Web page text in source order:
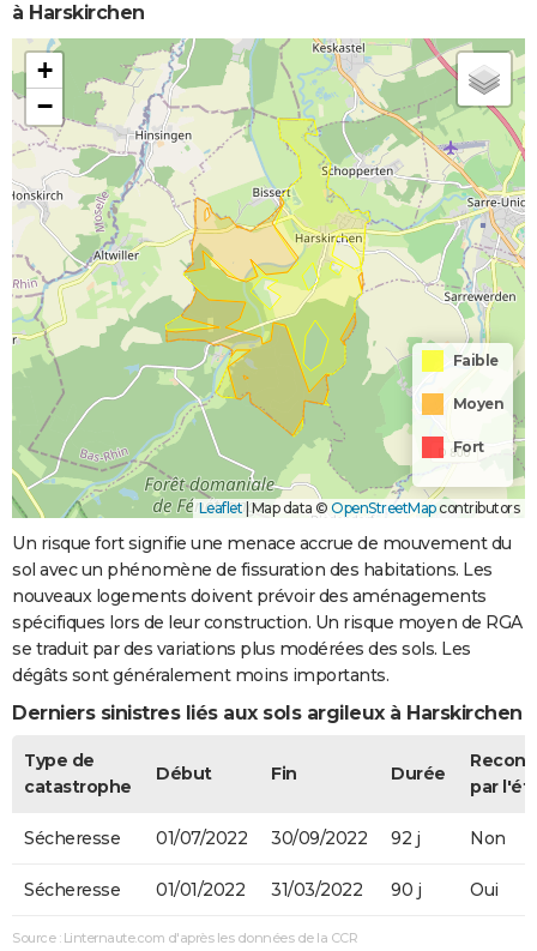
à Harskirchen
+
−
Faible
Moyen
Fort
Leaflet|Map data © OpenStreetMapcontributors
Un risque fort signifie une menace accrue de mouvement du
sol avec un phénomène de fissuration des habitations. Les
nouveaux logements doivent prévoir des aménagements
spécifiques lors de leur construction. Un risque moyen de RGA
se traduit par des variations plus modérées des sols. Les
dégâts sont généralement moins importants.
Derniers sinistres liés aux sols argileux à Harskirchen
Type de
catastrophe
Début Fin Durée
par
Sécheresse 01/07/2022 30/09/2022 92 j Non
Sécheresse 01/01/2022 31/03/2022 90 j Oui
Source : Linternaute.com d'après les données de la CCR